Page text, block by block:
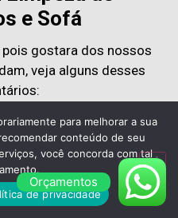
e Sofá
gostara dos nossos
veja alguns desses
paralimpeza de sofá
e fiquei
Orçamentos
para melhorar a sua
conteúdo de seu
você concorda com tal
de privacidade